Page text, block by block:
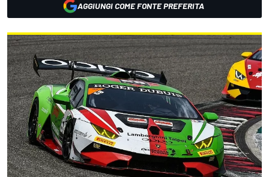
AGGIUNGI COME FONTE PREFERITA